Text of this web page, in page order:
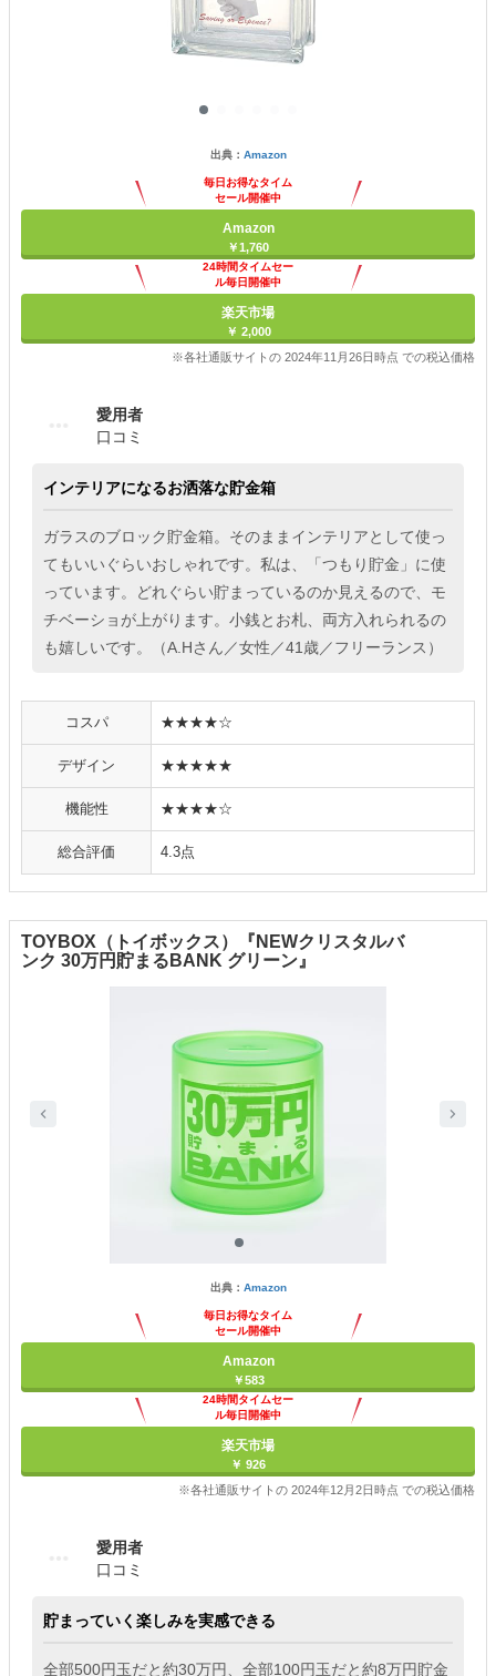
出典： Amazon
毎日お得なタイム
セール開催中
Amazon
￥1,760
24時間タイムセー
ル毎日開催中
楽天市場
￥ 2,000
※各社通販サイトの 2024年11月26日時点 での税込価格
愛用者
口コミ
インテリアになるお洒落な貯金箱
ガラスのブロック貯金箱。そのままインテリアとして使っ
てもいいぐらいおしゃれです。私は、「つもり貯金」に使
っています。どれぐらい貯まっているのか見えるので、モ
チベーショが上がります。小銭とお札、両方入れられるの
も嬉しいです。（A.Hさん／女性／41歳／フリーランス）
コスパ ★★★★☆
デザイン ★★★★★
機能性 ★★★★☆
総合評価 4.3点
TOYBOX（トイボックス）『NEWクリスタルバ
ンク 30万円貯まるBANK グリーン』
出典： Amazon
毎日お得なタイム
セール開催中
Amazon
￥583
24時間タイムセー
ル毎日開催中
楽天市場
￥ 926
※各社通販サイトの 2024年12月2日時点 での税込価格
愛用者
口コミ
貯まっていく楽しみを実感できる
全部500円玉だと約30万円、全部100円玉だと約8万円貯金